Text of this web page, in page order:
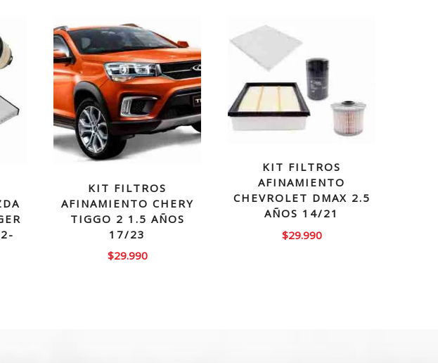
KIT FILTROS
AFINAMIENTO CHERY
TIGGO 2 1.5 AÑOS
17/23
$29.990
KIT FILTROS
AFINAMIENTO
CHEVROLET DMAX 2.5
AÑOS 14/21
$29.990